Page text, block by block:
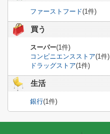
ファーストフード(1件)
買う
スーパー(1件)
コンビニエンスストア(1件)
ドラッグストア(1件)
生活
銀行(1件)